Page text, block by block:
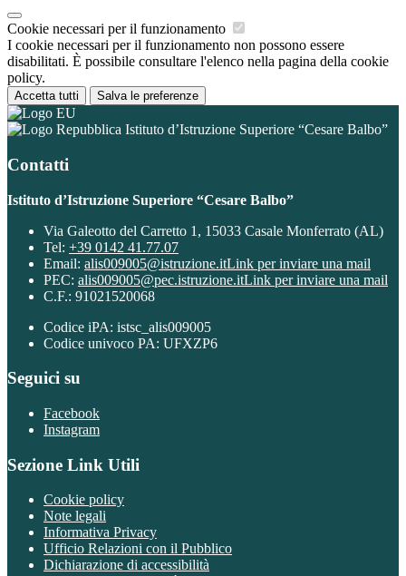
Cookie necessari per il funzionamento
I cookie necessari per il funzionamento non possono essere
disabilitati. È possibile consultare l'elenco nella pagina della cookie
policy.
Accetta tutti Salva le preferenze
Istituto d’Istruzione Superiore “Cesare Balbo”
Contatti
Istituto d’Istruzione Superiore “Cesare Balbo”
Via Galeotto del Carretto 1, 15033 Casale Monferrato (AL)
Tel: +39 0142 41.77.07
Email: alis009005@istruzione.itLink per inviare una mail
PEC: alis009005@pec.istruzione.itLink per inviare una mail
C.F.: 91021520068
Codice iPA: istsc_alis009005
Codice univoco PA: UFXZP6
Seguici su
Facebook
Instagram
Sezione Link Utili
Cookie policy
Note legali
Informativa Privacy
Ufficio Relazioni con il Pubblico
Dichiarazione di accessibilità